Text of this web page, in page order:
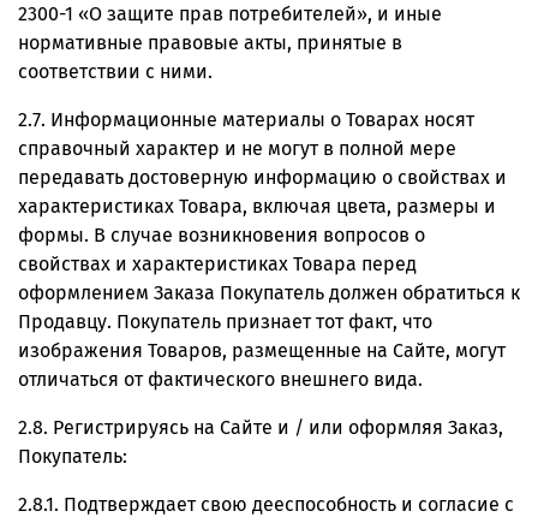
2300-1 «О защите прав потребителей», и иные
нормативные правовые акты, принятые в
соответствии с ними.
2.7. Информационные материалы о Товарах носят
справочный характер и не могут в полной мере
передавать достоверную информацию о свойствах и
характеристиках Товара, включая цвета, размеры и
формы. В случае возникновения вопросов о
свойствах и характеристиках Товара перед
оформлением Заказа Покупатель должен обратиться к
Продавцу. Покупатель признает тот факт, что
изображения Товаров, размещенные на Сайте, могут
отличаться от фактического внешнего вида.
2.8. Регистрируясь на Сайте и / или оформляя Заказ,
Покупатель:
2.8.1. Подтверждает свою дееспособность и согласие с